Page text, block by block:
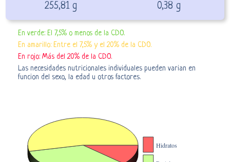
255,81 g
0,38 g
En verde: El 7,5% o menos de la CDO.
En amarillo: Entre el 7,5% y el 20% de la CDO.
En rojo: Más del 20% de la CDO.
Las necesidades nutricionales individuales pueden varian en
funcion del sexo, la edad u otros factores.